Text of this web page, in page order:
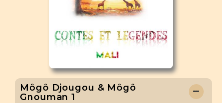
Môgô Djougou & Môgô
Gnouman 1